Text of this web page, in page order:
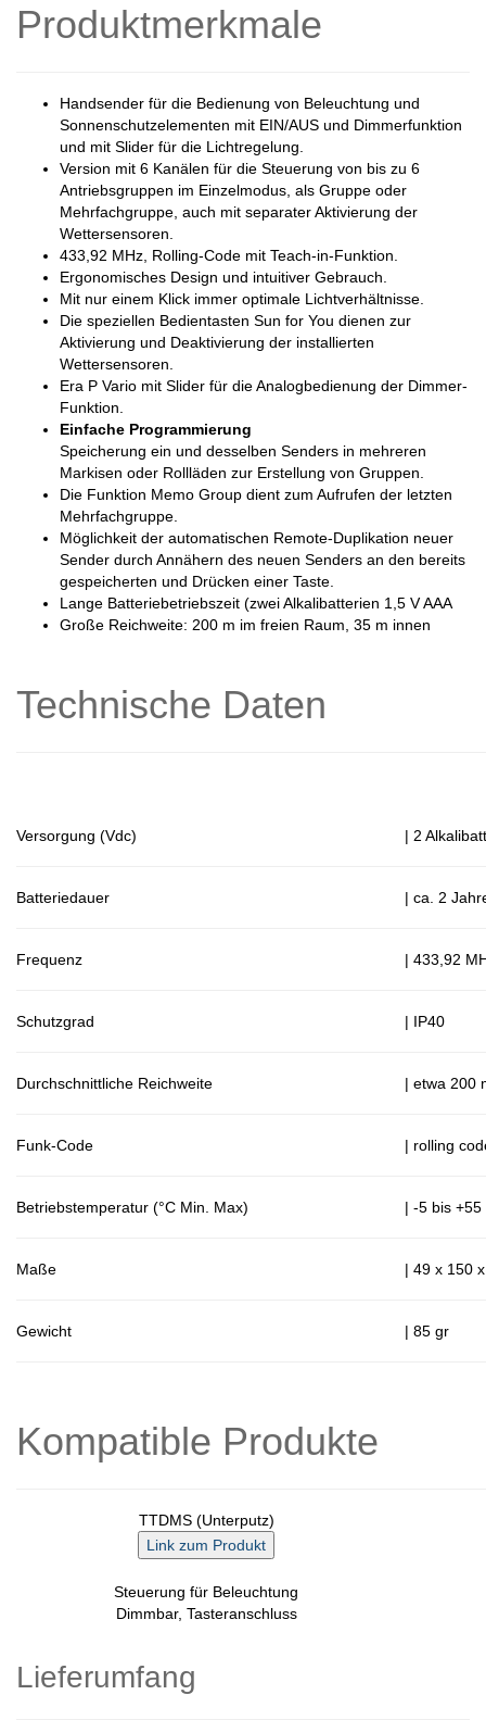
Produktmerkmale
Handsender für die Bedienung von Beleuchtung und
Sonnenschutzelementen mit EIN/AUS und Dimmerfunktion
und mit Slider für die Lichtregelung.
Version mit 6 Kanälen für die Steuerung von bis zu 6
Antriebsgruppen im Einzelmodus, als Gruppe oder
Mehrfachgruppe, auch mit separater Aktivierung der
Wettersensoren.
433,92 MHz, Rolling-Code mit Teach-in-Funktion.
Ergonomisches Design und intuitiver Gebrauch.
Mit nur einem Klick immer optimale Lichtverhältnisse.
Die speziellen Bedientasten Sun for You dienen zur
Aktivierung und Deaktivierung der installierten
Wettersensoren.
Era P Vario mit Slider für die Analogbedienung der Dimmer-
Funktion.
Einfache Programmierung
Speicherung ein und desselben Senders in mehreren
Markisen oder Rollläden zur Erstellung von Gruppen.
Die Funktion Memo Group dient zum Aufrufen der letzten
Mehrfachgruppe.
Möglichkeit der automatischen Remote-Duplikation neuer
Sender durch Annähern des neuen Senders an den bereits
gespeicherten und Drücken einer Taste.
Lange Batteriebetriebszeit (zwei Alkalibatterien 1,5 V AAA
Große Reichweite: 200 m im freien Raum, 35 m innen
Technische Daten
Versorgung (Vdc) | 2
Batteriedauer | ca. 2
Frequenz | 433,92
Schutzgrad | IP40
Durchschnittliche Reichweite | etwa 200
Funk-Code | rolling
Betriebstemperatur (°C Min. Max) | -5 bis +55
Maße | 49 x 150
Gewicht | 85 gr
Kompatible Produkte
TTDMS (Unterputz)
Steuerung für Beleuchtung
Dimmbar, Tasteranschluss
Lieferumfang